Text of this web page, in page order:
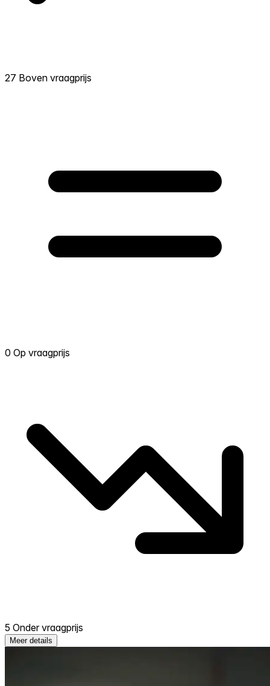
27 Boven vraagprijs
0 Op vraagprijs
5 Onder vraagprijs
Meer details